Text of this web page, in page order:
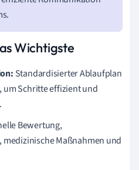
Wichtigste
Standardisierter Ablaufplan
Schritte effizient und
Bewertung,
Maßnahmen und